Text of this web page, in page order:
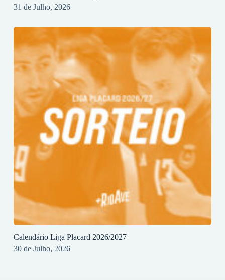
31 de Julho, 2026
Calendário Liga Placard 2026/2027
30 de Julho, 2026